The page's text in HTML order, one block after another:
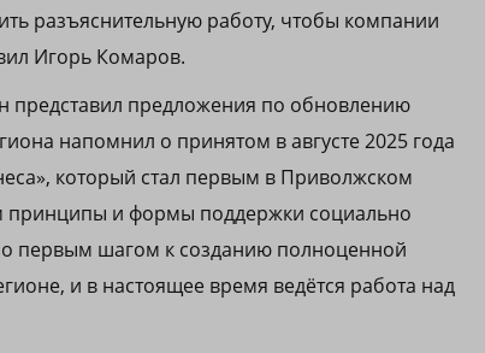
разъяснительную работу, чтобы компании
Игорь Комаров.
представил предложения по обновлению
напомнил о принятом в августе 2025 года
который стал первым в Приволжском
принципы и формы поддержки социально
первым шагом к созданию полноценной
и в настоящее время ведётся работа над